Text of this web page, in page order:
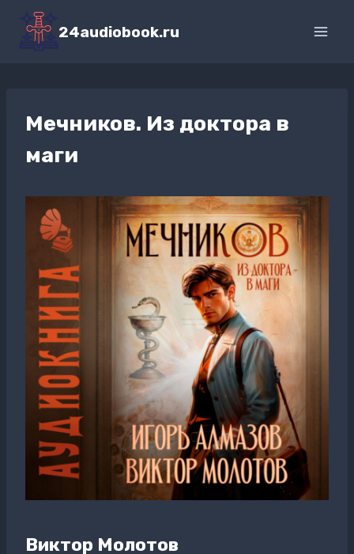
Перейти
содержимому
24audiobook.ru
Мечников. Из доктора в
маги
Виктор Молотов